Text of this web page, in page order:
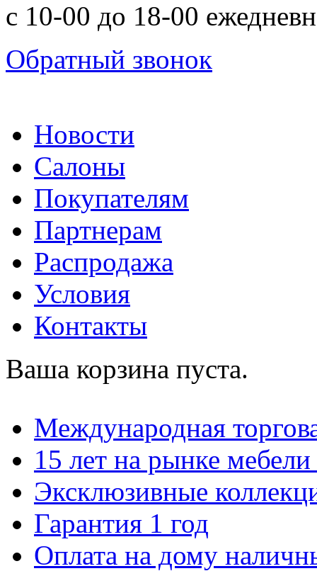
с 10-00 до 18-00
Обратный звонок
Новости
Салоны
Покупателям
Партнерам
Распродажа
Условия
Контакты
Ваша корзина пуста.
Международная
15 лет на рынке
Эксклюзивные
Гарантия 1 год
Оплата на дому